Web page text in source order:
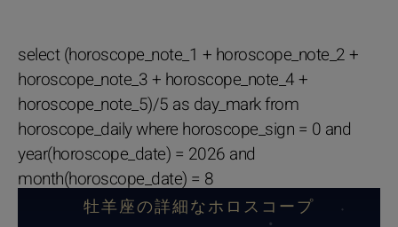
select (horoscope_note_1 + horoscope_note_2 +
horoscope_note_3 + horoscope_note_4 +
horoscope_note_5)/5 as day_mark from
horoscope_daily where horoscope_sign = 0 and
year(horoscope_date) = 2026 and
month(horoscope_date) = 8
牡羊座の詳細なホロスコープ